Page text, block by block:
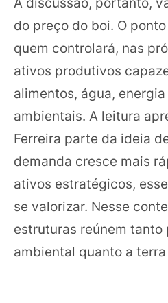
do preço do boi. O
quem controlará, nas
ativos produtivos
alimentos, água,
ambientais. A leitura
Ferreira parte da ideia
demanda cresce mais
ativos estratégicos,
se valorizar. Nesse
estruturas reúnem tanto
ambiental quanto a